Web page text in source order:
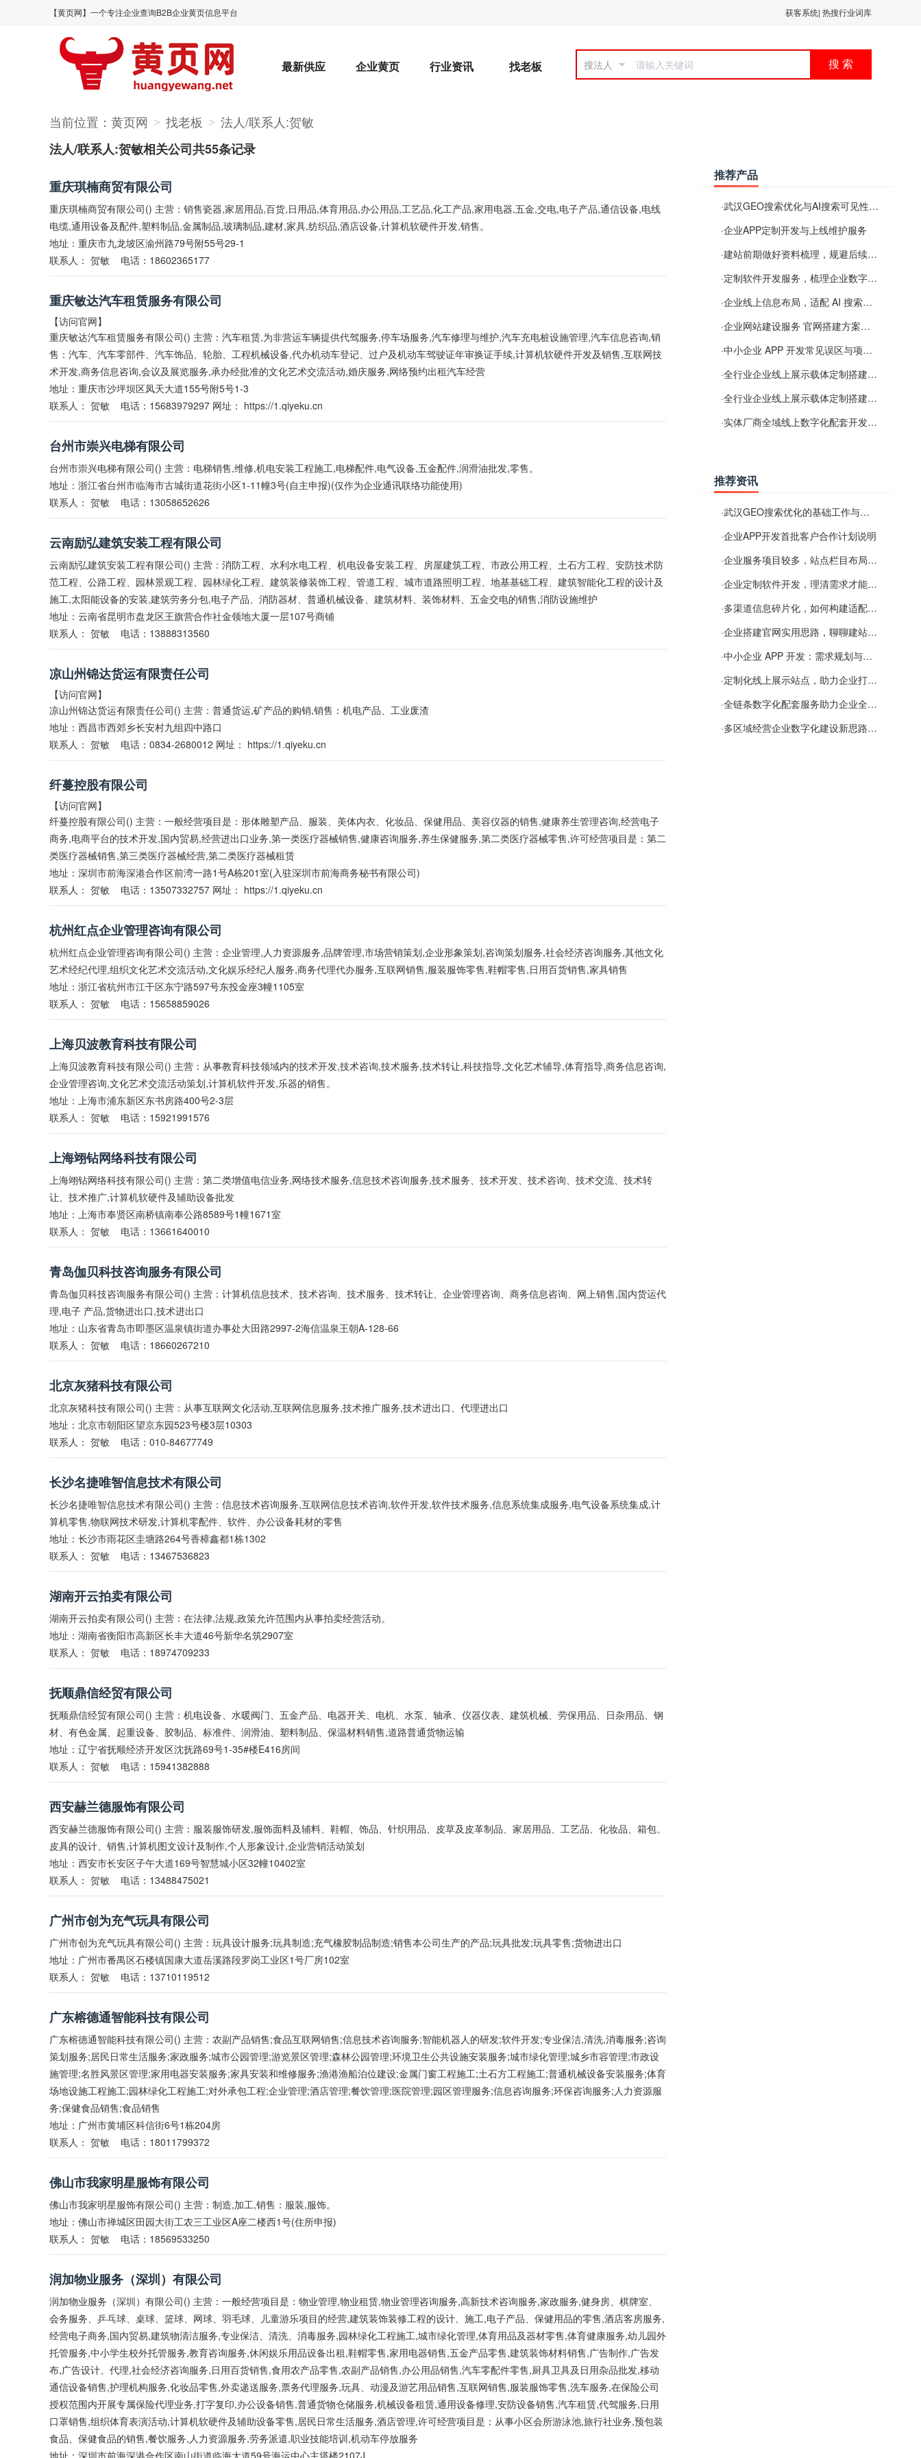
【黄页网】一个专注企业查询B2B企业黄页信息平台 获客系统| 热搜行业词库
最新供应 企业黄页 行业资讯 找老板 搜法人 搜 索
当前位置： 黄页网 > 找老板 > 法人/联系人:贺敏
法人/联系人:贺敏相关公司共55条记录
重庆琪楠商贸有限公司
重庆琪楠商贸有限公司() 主营：销售瓷器,家居用品,百货,日用品,体育用品,办公用品,工艺品,化工产品,家用电器,五金,交电,电子产品,通信设备,电线
电缆,通用设备及配件,塑料制品,金属制品,玻璃制品,建材,家具,纺织品,酒店设备,计算机软硬件开发,销售。
地址：重庆市九龙坡区渝州路79号附55号29-1
联系人： 贺敏 电话：18602365177
重庆敏达汽车租赁服务有限公司
【访问官网】
重庆敏达汽车租赁服务有限公司() 主营：汽车租赁,为非营运车辆提供代驾服务,停车场服务,汽车修理与维护,汽车充电桩设施管理,汽车信息咨询,销
售：汽车、汽车零部件、汽车饰品、轮胎、工程机械设备,代办机动车登记、过户及机动车驾驶证年审换证手续,计算机软硬件开发及销售,互联网技
术开发,商务信息咨询,会议及展览服务,承办经批准的文化艺术交流活动,婚庆服务,网络预约出租汽车经营
地址：重庆市沙坪坝区凤天大道155号附5号1-3
联系人： 贺敏 电话：15683979297 网址： https://1.qiyeku.cn
台州市崇兴电梯有限公司
台州市崇兴电梯有限公司() 主营：电梯销售,维修,机电安装工程施工,电梯配件,电气设备,五金配件,润滑油批发,零售。
地址：浙江省台州市临海市古城街道花街小区1-11幢3号(自主申报)(仅作为企业通讯联络功能使用)
联系人： 贺敏 电话：13058652626
云南励弘建筑安装工程有限公司
云南励弘建筑安装工程有限公司() 主营：消防工程、水利水电工程、机电设备安装工程、房屋建筑工程、市政公用工程、土石方工程、安防技术防
范工程、公路工程、园林景观工程、园林绿化工程、建筑装修装饰工程、管道工程、城市道路照明工程、地基基础工程、建筑智能化工程的设计及
施工,太阳能设备的安装,建筑劳务分包,电子产品、消防器材、普通机械设备、建筑材料、装饰材料、五金交电的销售,消防设施维护
地址：云南省昆明市盘龙区王旗营合作社金领地大厦一层107号商铺
联系人： 贺敏 电话：13888313560
凉山州锦达货运有限责任公司
【访问官网】
凉山州锦达货运有限责任公司() 主营：普通货运,矿产品的购销,销售：机电产品、工业废渣
地址：西昌市西郊乡长安村九组四中路口
联系人： 贺敏 电话：0834-2680012 网址： https://1.qiyeku.cn
纤蔓控股有限公司
【访问官网】
纤蔓控股有限公司() 主营：一般经营项目是：形体雕塑产品、服装、美体内衣、化妆品、保健用品、美容仪器的销售,健康养生管理咨询,经营电子
商务,电商平台的技术开发,国内贸易,经营进出口业务,第一类医疗器械销售,健康咨询服务,养生保健服务,第二类医疗器械零售,许可经营项目是：第二
类医疗器械销售,第三类医疗器械经营,第二类医疗器械租赁
地址：深圳市前海深港合作区前湾一路1号A栋201室(入驻深圳市前海商务秘书有限公司)
联系人： 贺敏 电话：13507332757 网址： https://1.qiyeku.cn
杭州红点企业管理咨询有限公司
杭州红点企业管理咨询有限公司() 主营：企业管理,人力资源服务,品牌管理,市场营销策划,企业形象策划,咨询策划服务,社会经济咨询服务,其他文化
艺术经纪代理,组织文化艺术交流活动,文化娱乐经纪人服务,商务代理代办服务,互联网销售,服装服饰零售,鞋帽零售,日用百货销售,家具销售
地址：浙江省杭州市江干区东宁路597号东投金座3幢1105室
联系人： 贺敏 电话：15658859026
上海贝波教育科技有限公司
上海贝波教育科技有限公司() 主营：从事教育科技领域内的技术开发,技术咨询,技术服务,技术转让,科技指导,文化艺术辅导,体育指导,商务信息咨询,
企业管理咨询,文化艺术交流活动策划,计算机软件开发,乐器的销售。
地址：上海市浦东新区东书房路400号2-3层
联系人： 贺敏 电话：15921991576
上海翊钻网络科技有限公司
上海翊钻网络科技有限公司() 主营：第二类增值电信业务,网络技术服务,信息技术咨询服务,技术服务、技术开发、技术咨询、技术交流、技术转
让、技术推广,计算机软硬件及辅助设备批发
地址：上海市奉贤区南桥镇南奉公路8589号1幢1671室
联系人： 贺敏 电话：13661640010
青岛伽贝科技咨询服务有限公司
青岛伽贝科技咨询服务有限公司() 主营：计算机信息技术、技术咨询、技术服务、技术转让、企业管理咨询、商务信息咨询、网上销售,国内货运代
理,电子 产品,货物进出口,技术进出口
地址：山东省青岛市即墨区温泉镇街道办事处大田路2997-2海信温泉王朝A-128-66
联系人： 贺敏 电话：18660267210
北京灰猪科技有限公司
北京灰猪科技有限公司() 主营：从事互联网文化活动,互联网信息服务,技术推广服务,技术进出口、代理进出口
地址：北京市朝阳区望京东园523号楼3层10303
联系人： 贺敏 电话：010-84677749
长沙名捷唯智信息技术有限公司
长沙名捷唯智信息技术有限公司() 主营：信息技术咨询服务,互联网信息技术咨询,软件开发,软件技术服务,信息系统集成服务,电气设备系统集成,计
算机零售,物联网技术研发,计算机零配件、软件、办公设备耗材的零售
地址：长沙市雨花区圭塘路264号香樟鑫都1栋1302
联系人： 贺敏 电话：13467536823
湖南开云拍卖有限公司
湖南开云拍卖有限公司() 主营：在法律,法规,政策允许范围内从事拍卖经营活动。
地址：湖南省衡阳市高新区长丰大道46号新华名筑2907室
联系人： 贺敏 电话：18974709233
抚顺鼎信经贸有限公司
抚顺鼎信经贸有限公司() 主营：机电设备、水暖阀门、五金产品、电器开关、电机、水泵、轴承、仪器仪表、建筑机械、劳保用品、日杂用品、钢
材、有色金属、起重设备、胶制品、标准件、润滑油、塑料制品、保温材料销售,道路普通货物运输
地址：辽宁省抚顺经济开发区沈抚路69号1-35#楼E416房间
联系人： 贺敏 电话：15941382888
西安赫兰德服饰有限公司
西安赫兰德服饰有限公司() 主营：服装服饰研发,服饰面料及辅料、鞋帽、饰品、针织用品、皮草及皮革制品、家居用品、工艺品、化妆品、箱包、
皮具的设计、销售,计算机图文设计及制作,个人形象设计,企业营销活动策划
地址：西安市长安区子午大道169号智慧城小区32幢10402室
联系人： 贺敏 电话：13488475021
广州市创为充气玩具有限公司
广州市创为充气玩具有限公司() 主营：玩具设计服务;玩具制造;充气橡胶制品制造;销售本公司生产的产品;玩具批发;玩具零售;货物进出口
地址：广州市番禺区石楼镇国康大道岳溪路段罗岗工业区1号厂房102室
联系人： 贺敏 电话：13710119512
广东榕德通智能科技有限公司
广东榕德通智能科技有限公司() 主营：农副产品销售;食品互联网销售;信息技术咨询服务;智能机器人的研发;软件开发;专业保洁,清洗,消毒服务;咨询
策划服务;居民日常生活服务;家政服务;城市公园管理;游览景区管理;森林公园管理;环境卫生公共设施安装服务;城市绿化管理;城乡市容管理;市政设
施管理;名胜风景区管理;家用电器安装服务;家具安装和维修服务;渔港渔船泊位建设;金属门窗工程施工;土石方工程施工;普通机械设备安装服务;体育
场地设施工程施工;园林绿化工程施工;对外承包工程;企业管理;酒店管理;餐饮管理;医院管理;园区管理服务;信息咨询服务;环保咨询服务;人力资源服
务;保健食品销售;食品销售
地址：广州市黄埔区科信街6号1栋204房
联系人： 贺敏 电话：18011799372
佛山市我家明星服饰有限公司
佛山市我家明星服饰有限公司() 主营：制造,加工,销售：服装,服饰。
地址：佛山市禅城区田园大街工农三工业区A座二楼西1号(住所申报)
联系人： 贺敏 电话：18569533250
润加物业服务（深圳）有限公司
润加物业服务（深圳）有限公司() 主营：一般经营项目是：物业管理,物业租赁,物业管理咨询服务,高新技术咨询服务,家政服务,健身房、棋牌室、
会务服务、乒乓球、桌球、篮球、网球、羽毛球、儿童游乐项目的经营,建筑装饰装修工程的设计、施工,电子产品、保健用品的零售,酒店客房服务,
经营电子商务,国内贸易,建筑物清洁服务,专业保洁、清洗、消毒服务,园林绿化工程施工,城市绿化管理,体育用品及器材零售,体育健康服务,幼儿园外
托管服务,中小学生校外托管服务,教育咨询服务,休闲娱乐用品设备出租,鞋帽零售,家用电器销售,五金产品零售,建筑装饰材料销售,广告制作,广告发
布,广告设计、代理,社会经济咨询服务,日用百货销售,食用农产品零售,农副产品销售,办公用品销售,汽车零配件零售,厨具卫具及日用杂品批发,移动
通信设备销售,护理机构服务,化妆品零售,外卖递送服务,票务代理服务,玩具、动漫及游艺用品销售,互联网销售,服装服饰零售,洗车服务,在保险公司
授权范围内开展专属保险代理业务,打字复印,办公设备销售,普通货物仓储服务,机械设备租赁,通用设备修理,安防设备销售,汽车租赁,代驾服务,日用
口罩销售,组织体育表演活动,计算机软硬件及辅助设备零售,居民日常生活服务,酒店管理,许可经营项目是：从事小区会所游泳池,旅行社业务,预包装
食品、保健食品的销售,餐饮服务,人力资源服务,劳务派遣,职业技能培训,机动车停放服务
地址：深圳市前海深港合作区南山街道临海大道59号海运中心主塔楼2107J
推荐产品
·武汉GEO搜索优化与AI搜索可见性服务
·企业APP定制开发与上线维护服务
·建站前期做好资料梳理，规避后续各类使用难题
·定制软件开发服务，梳理企业数字化落地常见难点
·企业线上信息布局，适配 AI 搜索需要留意这些要点
·企业网站建设服务 官网搭建方案经验分享
·中小企业 APP 开发常见误区与项目规划实用经验
·全行业企业线上展示载体定制搭建服务
·全行业企业线上展示载体定制搭建服务
·实体厂商全域线上数字化配套开发与地域检索优化服务
推荐资讯
·武汉GEO搜索优化的基础工作与实施思路
·企业APP开发首批客户合作计划说明
·企业服务项目较多，站点栏目布局规划参考思路
·企业定制软件开发，理清需求才能提升数字化落地效率
·多渠道信息碎片化，如何构建适配 AI 检索的品牌信息源
·企业搭建官网实用思路，聊聊建站容易忽视的问题
·中小企业 APP 开发：需求规划与项目落地避坑经验分享
·定制化线上展示站点，助力企业打通线上经营渠道
·全链条数字化配套服务助力企业全域线上经营
·多区域经营企业数字化建设新思路：多端载体与地域检索一体化落地思路分享